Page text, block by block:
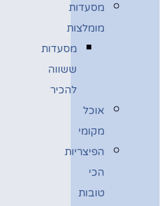
מסעדות
מומלצות
מסעדות
ששווה
להכיר
אוכל
מקומי
הפיצריות
הכי
טובות